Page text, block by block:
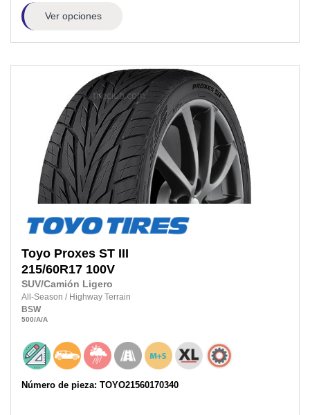
Ver opciones
Toyo Proxes ST III
215/60R17 100V
SUV/Camión Ligero
All-Season / Highway Terrain
BSW
500/A/A
Número de pieza: TOYO21560170340